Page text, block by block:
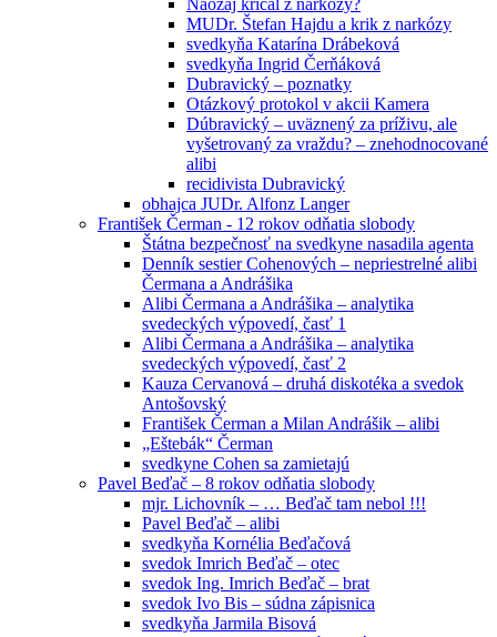
MUDr. Štefan Hajdu a krik z narkózy
svedkyňa Katarína Drábeková
svedkyňa Ingrid Čerňáková
Dubravický – poznatky
Otázkový protokol v akcii Kamera
Dúbravický – uväznený za príživu, ale
vyšetrovaný za vraždu? – znehodnocované
alibi
recidivista Dubravický
obhajca JUDr. Alfonz Langer
František Čerman - 12 rokov odňatia slobody
Štátna bezpečnosť na svedkyne nasadila agenta
Denník sestier Cohenových – nepriestrelné alibi
Čermana a Andrášika
Alibi Čermana a Andrášika – analytika
svedeckých výpovedí, časť 1
Alibi Čermana a Andrášika – analytika
svedeckých výpovedí, časť 2
Kauza Cervanová – druhá diskotéka a svedok
Antošovský
František Čerman a Milan Andrášik – alibi
„Eštebák“ Čerman
svedkyne Cohen sa zamietajú
Pavel Beďač – 8 rokov odňatia slobody
mjr. Lichovník – … Beďač tam nebol !!!
Pavel Beďač – alibi
svedkyňa Kornélia Beďačová
svedok Imrich Beďač – otec
svedok Ing. Imrich Beďač – brat
svedok Ivo Bis – súdna zápisnica
svedkyňa Jarmila Bisová